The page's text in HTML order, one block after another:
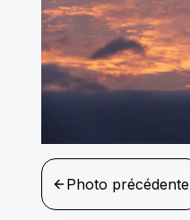
Photo précédente